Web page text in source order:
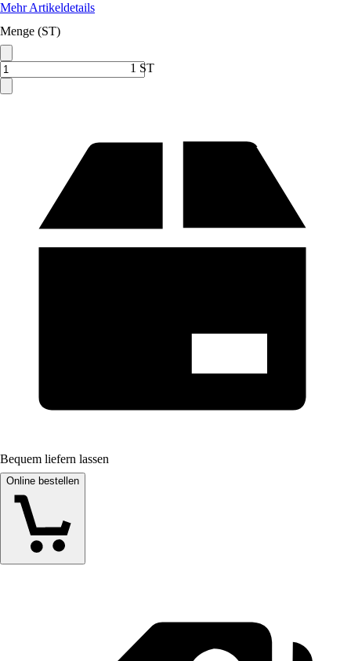
Mehr Artikeldetails
Menge (ST)
1 ST
Bequem liefern lassen
Online bestellen